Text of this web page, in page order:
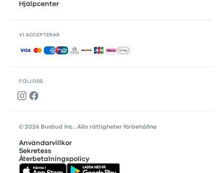
FÖLJ OSS
Hjälpcenter
VI ACCEPTERAR
Accepterade betalningar
© 2026 Busbud Inc., Alla rättigheter förbehållna
Användarvillkor
Sekretess
Återbetalningspolicy